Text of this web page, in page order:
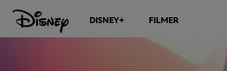
DISNEY+ FILMER